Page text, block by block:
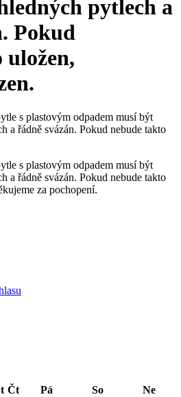
pytlech a
Pokud
uložen,
s plastovým odpadem musí být
a řádně svázán. Pokud nebude takto
s plastovým odpadem musí být
a řádně svázán. Pokud nebude takto
za pochopení.
Čt Pá So Ne